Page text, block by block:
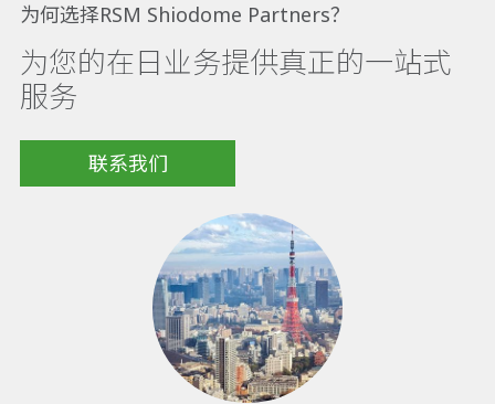
为何选择RSM Shiodome Partners？
为您的在日业务提供真正的一站式
服务
联系我们